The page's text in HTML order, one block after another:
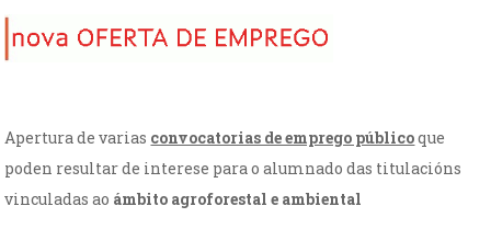
Apertura de varias convocatorias de emprego públicoque
poden resultar de interese para o alumnado das titulacións
vinculadas ao ámbito agroforestal e ambiental